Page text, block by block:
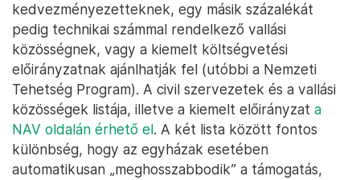
kedvezményezetteknek, egy másik százalékát
pedig technikai számmal rendelkező vallási
közösségnek, vagy a kiemelt költségvetési
előirányzatnak ajánlhatják fel (utóbbi a Nemzeti
Tehetség Program). A civil szervezetek és a vallási
közösségek listája, illetve a kiemelt előirányzat a
NAV oldalán érhető el. A két lista között fontos
különbség, hogy az egyházak esetében
automatikusan „meghosszabbodik” a támogatás,